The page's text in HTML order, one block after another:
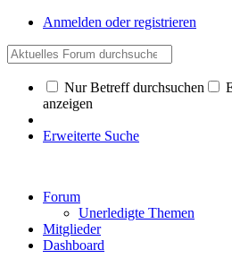
Anmelden oder registrieren
Nur Betreff durchsuchen
anzeigen
Erweiterte Suche
Forum
Unerledigte Themen
Mitglieder
Dashboard